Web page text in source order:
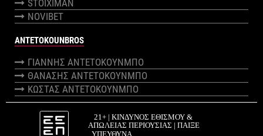
STOIXIMAN
NOVIBET
ANTETOKOUNBROS
ΓΙΑΝΝΗΣ ΑΝΤΕΤΟΚΟΥΝΜΠΟ
ΘΑΝΑΣΗΣ ΑΝΤΕΤΟΚΟΥΝΜΠΟ
ΚΩΣΤΑΣ ΑΝΤΕΤΟΚΟΥΝΜΠΟ